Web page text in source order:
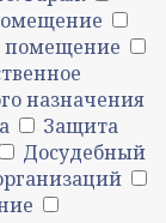
помещение
назначения
Защита
Досудебный